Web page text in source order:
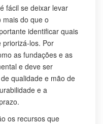
fácil se deixar levar
mais do que o
identificar quais
priorizá-los. Por
as fundações e as
e deve ser
qualidade e mão de
e a
os recursos que